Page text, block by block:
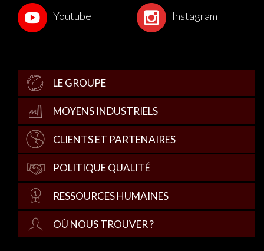
Youtube Instagram
LE GROUPE
MOYENS INDUSTRIELS
CLIENTS ET PARTENAIRES
POLITIQUE QUALITÉ
RESSOURCES HUMAINES
OÙ NOUS TROUVER ?